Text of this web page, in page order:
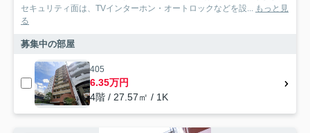
セキュリティ面は、TVインターホン・オートロックなどを設...
もっと見
る
募集中の部屋
405
6.35万円
4階 / 27.57㎡ / 1K